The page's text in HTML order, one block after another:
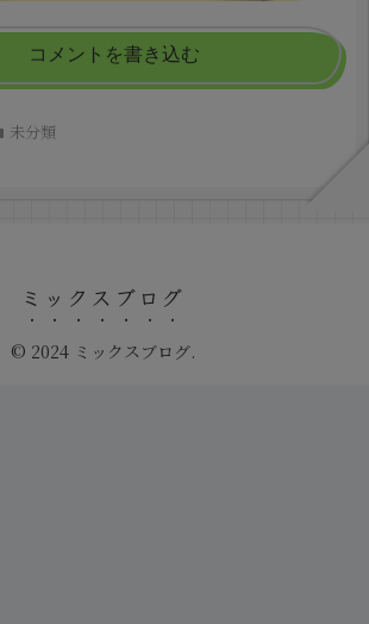
コメントを書き込む
未分類
ミックスブログ
© 2024 ミックスブログ.